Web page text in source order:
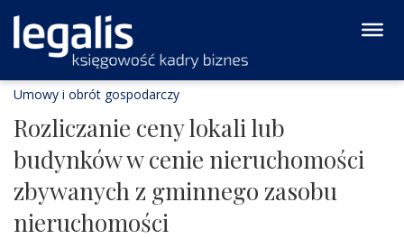
Umowy i obrót gospodarczy
Rozliczanie ceny lokali lub
budynków w cenie nieruchomości
zbywanych z gminnego zasobu
nieruchomości